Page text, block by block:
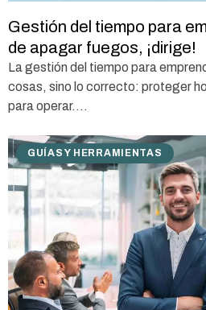
Gestión del tiempo para
de apagar fuegos, ¡dirige!
La gestión del tiempo para
cosas, sino lo correcto: proteger
para operar....
GUÍAS Y HERRAMIENTAS